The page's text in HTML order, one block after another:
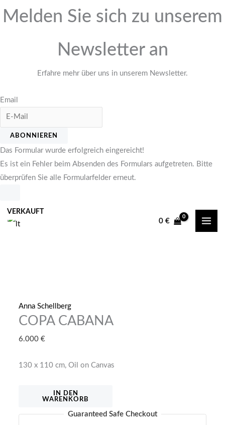
Melden Sie sich zu unserem
Newsletter an
Erfahre mehr über uns in unserem Newsletter.
Email
ABONNIEREN
Das Formular wurde erfolgreich eingereicht!
Es ist ein Fehler beim Absenden des Formulars aufgetreten. Bitte
überprüfen Sie alle Formularfelder erneut.
Zum
Inhalt
0€
Anna Schellberg
COPA CABANA
6.000€
130 x 110 cm, Oil on Canvas
IN DEN
WARENKORB
Guaranteed Safe Checkout
VERKAUFT